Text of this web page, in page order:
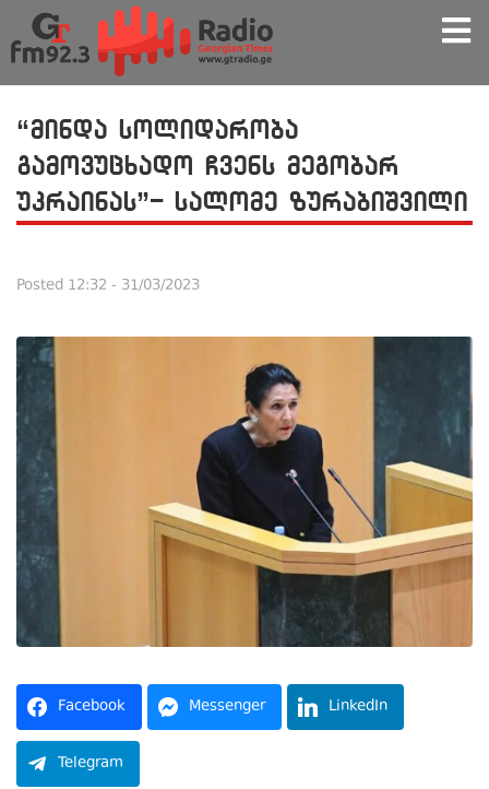
“მინდა სოლიდარობა
გამოვუცხადო ჩვენს მეგობარ
უკრაინას”- სალომე ზურაბიშვილი
Posted 12:32 - 31/03/2023
Facebook Messenger LinkedIn
Telegram